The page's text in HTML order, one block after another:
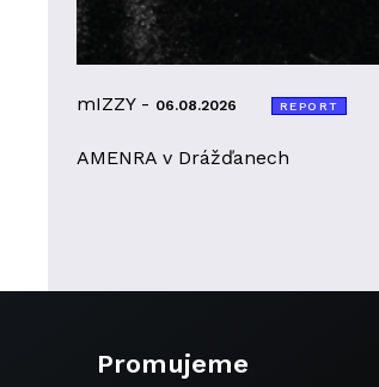
mIZZY - 06.08.2026 REPORT
AMENRA v Drážďanech
Promujeme